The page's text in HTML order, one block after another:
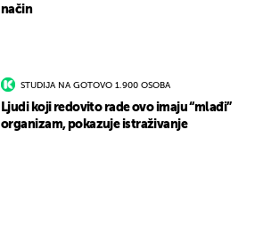
način
STUDIJA NA GOTOVO 1.900 OSOBA
Ljudi koji redovito rade ovo imaju “mlađi”
organizam, pokazuje istraživanje